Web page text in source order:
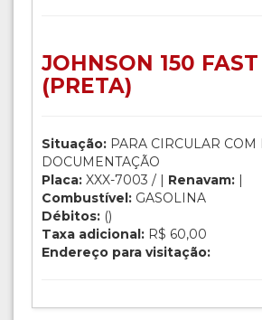
JOHNSON 150
(PRETA)
Situação: PARA CIRCULAR
DOCUMENTAÇÃO
Placa: XXX-7003 / | Renavam: |
Combustível: GASOLINA
Débitos: ()
Taxa adicional: R$ 60,00
Endereço para visitação: